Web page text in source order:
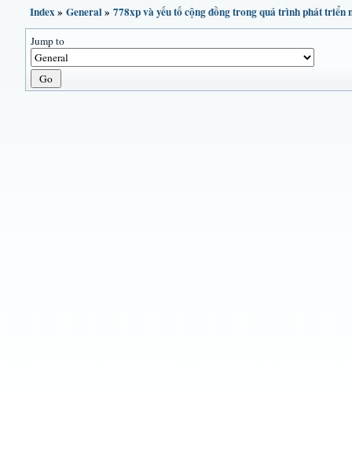
Index»General»778xp và yếu tố cộng đồng trong quá trình phát triển
Jump to